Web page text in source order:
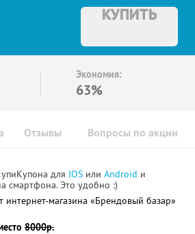
КУПИТЬ
Экономия:
63%
Отзывы Вопросы по акции
для IOS или Android и
смартфона. Это удобно :)
интернет-магазина «Брендовый базар»
8000р.